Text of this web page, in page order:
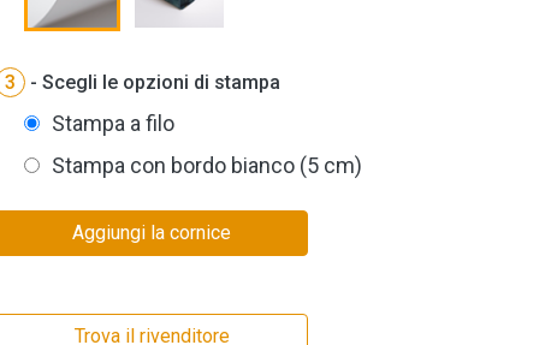
3 - Scegli le opzioni di stampa
Stampa a filo
Stampa con bordo bianco (5 cm)
Aggiungi la cornice
Trova il rivenditore